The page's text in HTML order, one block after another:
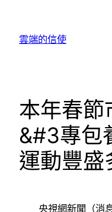
雲端的信使
本年春節
&#3專包
運動豐盛
央視網新聞（消